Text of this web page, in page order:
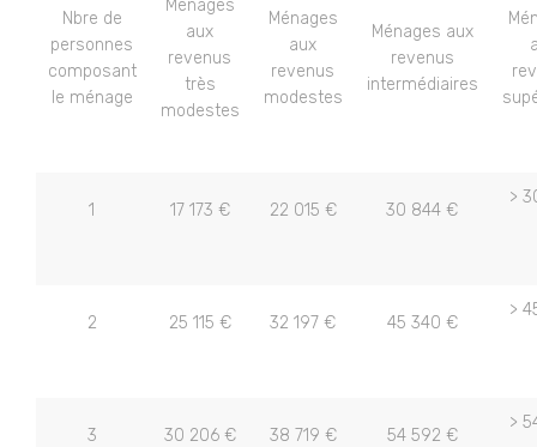
Nbre de
personnes
composant
le ménage
Ménages
aux
revenus
très
modestes
Ménages
aux
revenus
modestes
Ménages aux
revenus
intermédiaires
1 17 173 € 22 015 € 30 844 €
>
2 25 115 € 32 197 € 45 340 €
>
3 30 206 € 38 719 € 54 592 €
>